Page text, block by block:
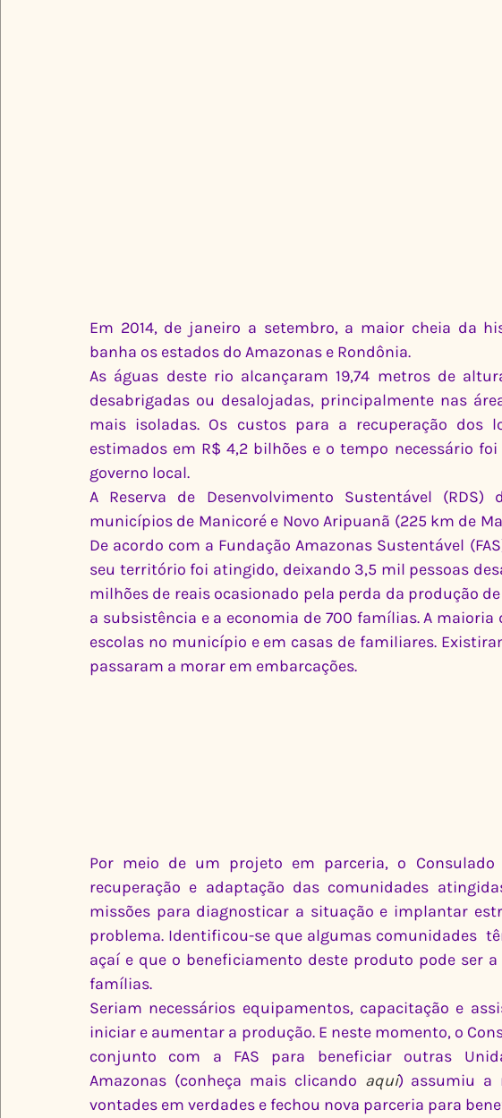
Em 2014, de janeiro a setembro, a maior cheia da
banha os estados do Amazonas e Rondônia.
As águas deste rio alcançaram 19,74 metros de
desabrigadas ou desalojadas, principalmente nas
mais isoladas. Os custos para a recuperação dos
estimados em R$ 4,2 bilhões e o tempo necessário
governo local.
A Reserva de Desenvolvimento Sustentável
municípios de Manicoré e Novo Aripuanã (225 km de
De acordo com a Fundação Amazonas Sustentável
seu território foi atingido, deixando 3,5 mil pessoas
milhões de reais ocasionado pela perda da produção
a subsistência e a economia de 700 famílias. A
escolas no município e em casas de familiares.
passaram a morar em embarcações.
Por meio de um projeto em parceria, o
recuperação e adaptação das comunidades
missões para diagnosticar a situação e implantar
problema. Identificou-se que algumas comunidades
açaí e que o beneficiamento deste produto pode ser
famílias.
Seriam necessários equipamentos, capacitação e
iniciar e aumentar a produção. E neste momento, o
conjunto com a FAS para beneficiar outras
Amazonas (conheça mais clicando aqui) assumiu a
vontades em verdades e fechou nova parceria para